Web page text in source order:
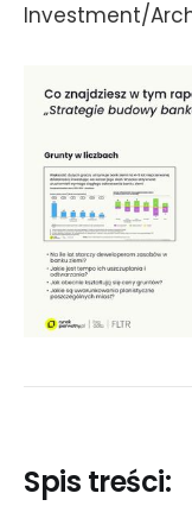
Investment/
Spis treści: